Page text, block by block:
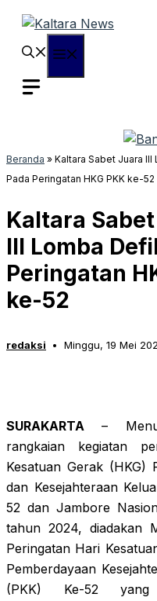
Langsung
Beranda » Kaltara Sabet Juara
Pada Peringatan HKG PKK ke-52
Kaltara
III Lomba
Peringatan
ke-52
redaksi Minggu, 19 Mei
SURAKARTA –
rangkaian kegiatan
Kesatuan Gerak (HKG)
dan Kesejahteraan
52 dan Jambore
tahun 2024, diadakan
Peringatan Hari
Pemberdayaan
(PKK) Ke-52